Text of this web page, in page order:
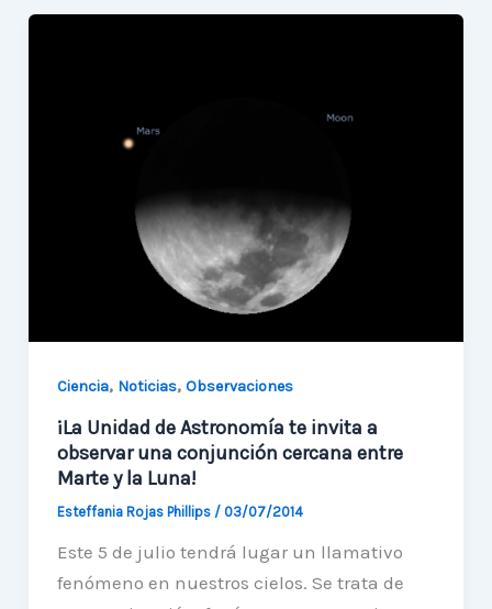
Luna,
frecuente
Ciencia, Noticias, Observaciones
¡La Unidad de Astronomía te invita a
observar una conjunción cercana entre
Marte y la Luna!
Esteffania Rojas Phillips / 03/07/2014
Este 5 de julio tendrá lugar un llamativo
fenómeno en nuestros cielos. Se trata de